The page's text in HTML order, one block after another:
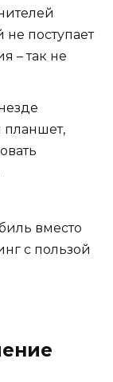
не поступает
– так не
планшет,